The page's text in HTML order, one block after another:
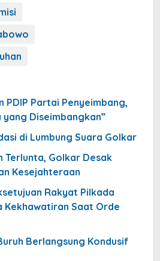
PDIP Partai Penyeimbang,
yang Diseimbangkan”
di Lumbung Suara Golkar
Terlunta, Golkar Desak
Kesejahteraan
Rakyat Pilkada
Kekhawatiran Saat Orde
Berlangsung Kondusif